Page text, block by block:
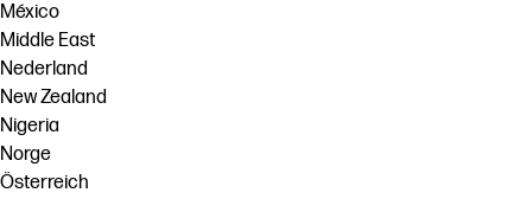
México
Middle East
Nederland
New Zealand
Nigeria
Norge
Österreich